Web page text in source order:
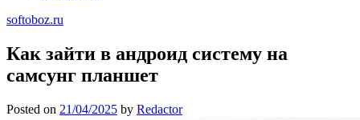
softoboz.ru
Как зайти в андроид систему на
самсунг планшет
Posted on 21/04/2025 by Redactor